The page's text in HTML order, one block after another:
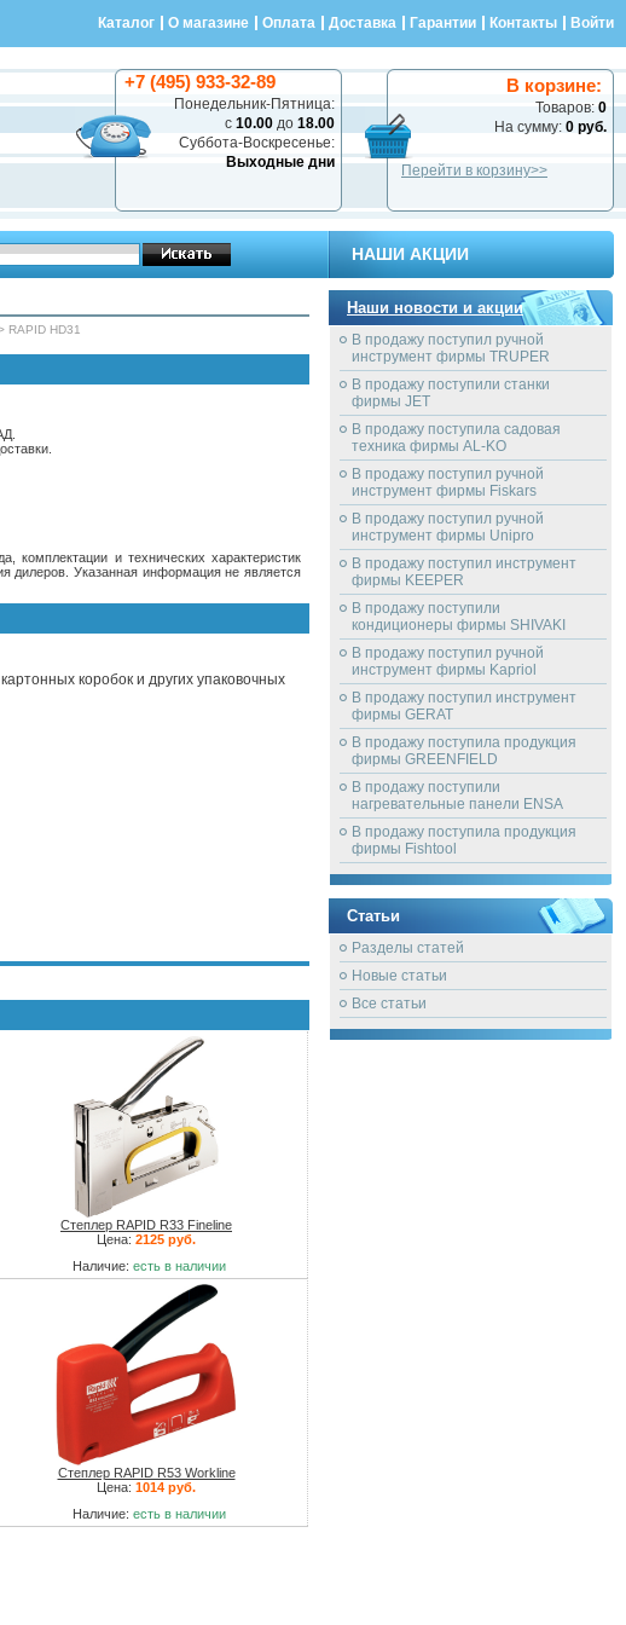
Каталог О магазине Оплата Доставка Гарантии Контакты Войти
В корзине:
Товаров: 0
На сумму: 0 руб.
Перейти в корзину>>
+7 (495) 933-32-89
Понедельник-Пятница:
с 10.00 до 18.00
Суббота-Воскресенье:
Выходные дни
НАШИ АКЦИИ
RAPID HD31
комплектации и технических характеристик
дилеров. Указанная информация не является
коробок и других упаковочных
Степлер RAPID R33 Fineline
Цена: 2125 руб.
Наличие: есть в наличии
Степлер RAPID R53 Workline
Цена: 1014 руб.
Наличие: есть в наличии
Наши новости и акции
В продажу поступил ручной
инструмент фирмы TRUPER
В продажу поступили станки
фирмы JET
В продажу поступила садовая
техника фирмы AL-KO
В продажу поступил ручной
инструмент фирмы Fiskars
В продажу поступил ручной
инструмент фирмы Unipro
В продажу поступил инструмент
фирмы KEEPER
В продажу поступили
кондиционеры фирмы SHIVAKI
В продажу поступил ручной
инструмент фирмы Kapriol
В продажу поступил инструмент
фирмы GERAT
В продажу поступила продукция
фирмы GREENFIELD
В продажу поступили
нагревательные панели ENSA
В продажу поступила продукция
фирмы Fishtool
Статьи
Разделы статей
Новые статьи
Все статьи